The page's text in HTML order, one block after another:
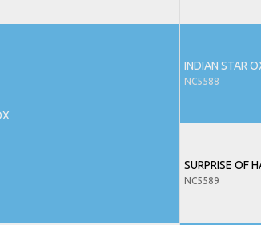
INDIAN STAR
NC5588
SURPRISE OF
NC5589